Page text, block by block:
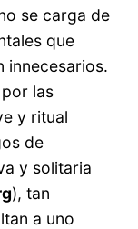
se carga de
que
innecesarios.
las
y ritual
de
y solitaria
), tan
a uno